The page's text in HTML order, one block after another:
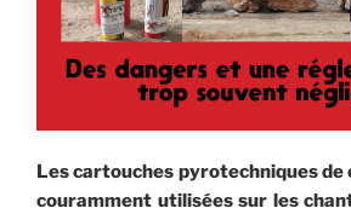
Les cartouches pyrotechniques
couramment utilisées sur les